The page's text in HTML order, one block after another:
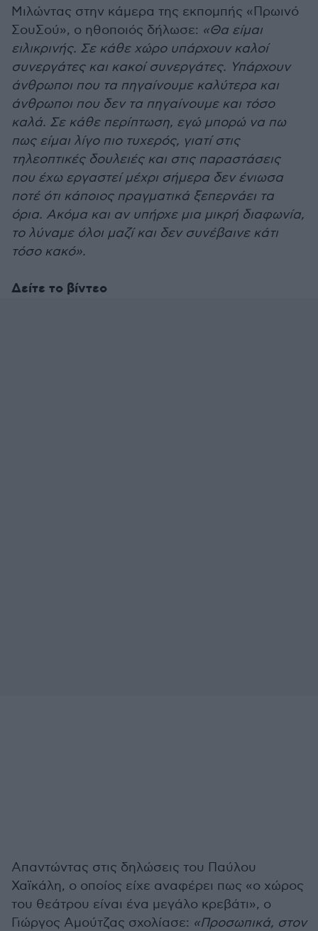
Μιλώντας στην κάμερα της εκπομπής «Πρωινό
ΣουΣού», ο ηθοποιός δήλωσε: «Θα είμαι
ειλικρινής. Σε κάθε χώρο υπάρχουν καλοί
συνεργάτες και κακοί συνεργάτες. Υπάρχουν
άνθρωποι που τα πηγαίνουμε καλύτερα και
άνθρωποι που δεν τα πηγαίνουμε και τόσο
καλά. Σε κάθε περίπτωση, εγώ μπορώ να πω
πως είμαι λίγο πιο τυχερός, γιατί στις
τηλεοπτικές δουλειές και στις παραστάσεις
που έχω εργαστεί μέχρι σήμερα δεν ένιωσα
ποτέ ότι κάποιος πραγματικά ξεπερνάει τα
όρια. Ακόμα και αν υπήρχε μια μικρή διαφωνία,
το λύναμε όλοι μαζί και δεν συνέβαινε κάτι
τόσο κακό».
Δείτε το βίντεο
Απαντώντας στις δηλώσεις του Παύλου
Χαϊκάλη, ο οποίος είχε αναφέρει πως «ο χώρος
του θεάτρου είναι ένα μεγάλο κρεβάτι», ο
Γιώργος Αμούτζας σχολίασε: «Προσωπικά, στον